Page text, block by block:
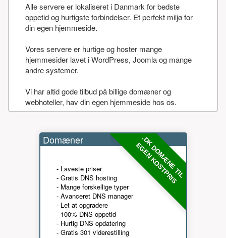
Alle servere er lokaliseret i Danmark for bedste
oppetid og hurtigste forbindelser. Et perfekt miljø for
din egen hjemmeside.
Vores servere er hurtige og hoster mange
hjemmesider lavet i WordPress, Joomla og mange
andre systemer.
Vi har altid gode tilbud på billige domæner og
webhoteller, hav din egen hjemmeside hos os.
.DK DOMÆNE TIL
EGEN KOSTPRIS
Domæner
- Laveste priser
- Gratis DNS hosting
- Mange forskellige typer
- Avanceret DNS manager
- Let at opgradere
- 100% DNS oppetid
- Hurtig DNS opdatering
- Gratis 301 viderestilling